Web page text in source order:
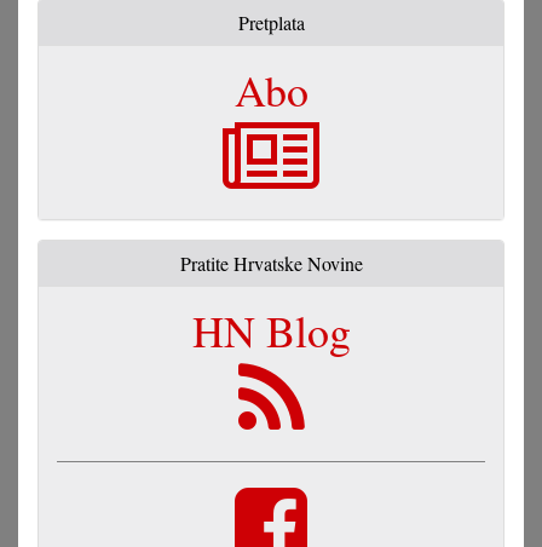
Pretplata
Abo
Pratite Hrvatske Novine
HN Blog